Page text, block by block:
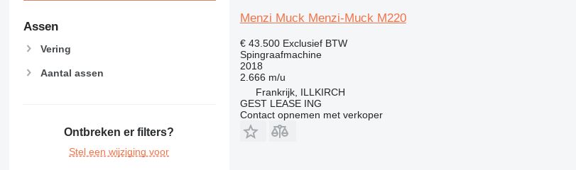
Assen
Vering
Aantal assen
Ontbreken er filters?
Stel een wijziging voor
Menzi Muck Menzi-Muck M220
€ 43.500 Exclusief BTW
Spingraafmachine
2018
2.666 m/u
Frankrijk, ILLKIRCH
GEST LEASE ING
Contact opnemen met verkoper